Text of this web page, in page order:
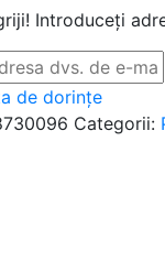
Introduceți
de dorințe
Categorii: